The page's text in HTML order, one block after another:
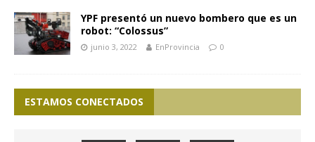
YPF presentó un nuevo bombero que es un
robot: “Colossus”
junio 3, 2022 EnProvincia 0
ESTAMOS CONECTADOS